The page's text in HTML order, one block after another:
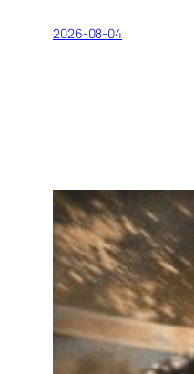
2026-08-04